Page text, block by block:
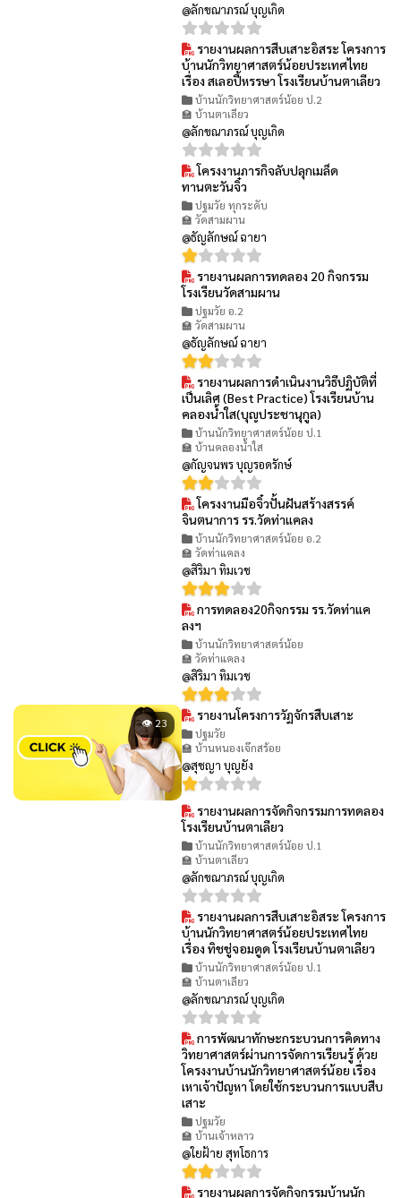
@ลักขณาภรณ์ บุญเกิด
รายงานผลการสืบเสาะอิสระ โครงการ
บ้านนักวิทยาศาสตร์น้อยประเทศไทย
เรื่อง สเลอปี้หรรษา โรงเรียนบ้านตาเลียว
บ้านนักวิทยาศาสตร์น้อย ป.2
🏫 บ้านตาเลียว
@ลักขณาภรณ์ บุญเกิด
โครงงานภารกิจลับปลุกเมล็ด
ทานตะวันจิ๋ว
ปฐมวัย ทุกระดับ
🏫 วัดสามผาน
@ธัญลักษณ์ ฉายา
รายงานผลการทดลอง 20 กิจกรรม
โรงเรียนวัดสามผาน
ปฐมวัย อ.2
🏫 วัดสามผาน
@ธัญลักษณ์ ฉายา
รายงานผลการดำเนินงานวิธีปฏิบัติที่
เป็นเลิศ (Best Practice) โรงเรียนบ้าน
คลองน้ำใส(บุญประชานุกูล)
บ้านนักวิทยาศาสตร์น้อย ป.1
🏫 บ้านคลองน้ำใส
@กัญจนพร บุญรอดรักษ์
โครงงานมือจิ๋วปั้นฝันสร้างสรรค์
จินตนาการ รร.วัดท่าแคลง
บ้านนักวิทยาศาสตร์น้อย อ.2
🏫 วัดท่าแคลง
@สิริมา ทิมเวช
การทดลอง20กิจกรรม รร.วัดท่าแค
ลงฯ
บ้านนักวิทยาศาสตร์น้อย
🏫 วัดท่าแคลง
@สิริมา ทิมเวช
👁 23 รายงานโครงการวัฏจักรสืบเสาะ
ปฐมวัย
🏫 บ้านหนองเจ๊กสร้อย
@สุชญา บุญยัง
รายงานผลการจัดกิจกรรมการทดลอง
โรงเรียนบ้านตาเลียว
บ้านนักวิทยาศาสตร์น้อย ป.1
🏫 บ้านตาเลียว
@ลักขณาภรณ์ บุญเกิด
รายงานผลการสืบเสาะอิสระ โครงการ
บ้านนักวิทยาศาสตร์น้อยประเทศไทย
เรื่อง ทิชชู่จอมดูด โรงเรียนบ้านตาเลียว
บ้านนักวิทยาศาสตร์น้อย ป.1
🏫 บ้านตาเลียว
@ลักขณาภรณ์ บุญเกิด
การพัฒนาทักษะกระบวนการคิดทาง
วิทยาศาสตร์ผ่านการจัดการเรียนรู้ ด้วย
โครงงานบ้านนักวิทยาศาสตร์น้อย เรื่อง
เหาเจ้าปัญหา โดยใช้กระบวนการแบบสืบ
เสาะ
ปฐมวัย
🏫 บ้านเจ้าหลาว
@ใยฝ้าย สุทโธการ
รายงานผลการจัดกิจกรรมบ้านนัก